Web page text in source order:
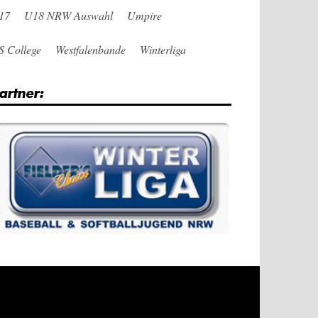
U18 NRW Auswahl Umpire
College Westfalenbande Winterliga